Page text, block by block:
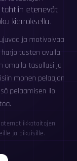
etenevät
kierroksella.
ja motivoivaa
avulla.
omalla tasollasi ja
monen pelaajan
pelaamisen ilo
ja aikuisille.